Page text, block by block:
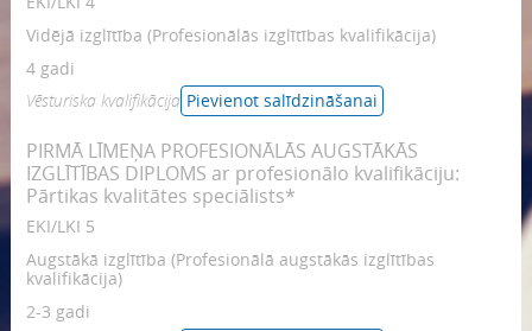
Vidējā izglītība (Profesionālās izglītības kvalifikācija)
4 gadi
Vēsturiska kvalifikācija Pievienot salīdzināšanai
PIRMĀ LĪMEŅA PROFESIONĀLĀS AUGSTĀKĀS
IZGLĪTĪBAS DIPLOMS ar profesionālo kvalifikāciju:
Pārtikas kvalitātes speciālists*
EKI/LKI 5
Augstākā izglītība (Profesionālā augstākās izglītības
kvalifikācija)
2-3 gadi